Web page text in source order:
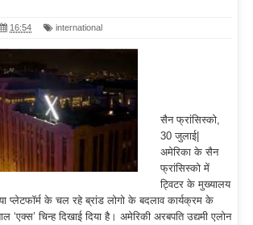
16:54 international
सैन फ्रांसिस्को,
30 जुलाई|
अमेरिका के सैन
फ्रांसिस्को में
ट्विटर के मुख्यालय
प्लेटफॉर्म के चल रहे ब्रांड लोगो के बदलाव कार्यक्रम के
‘एक्स’ चिन्ह दिखाई दिया है। अमेरिकी अरबपति उद्यमी एलोन